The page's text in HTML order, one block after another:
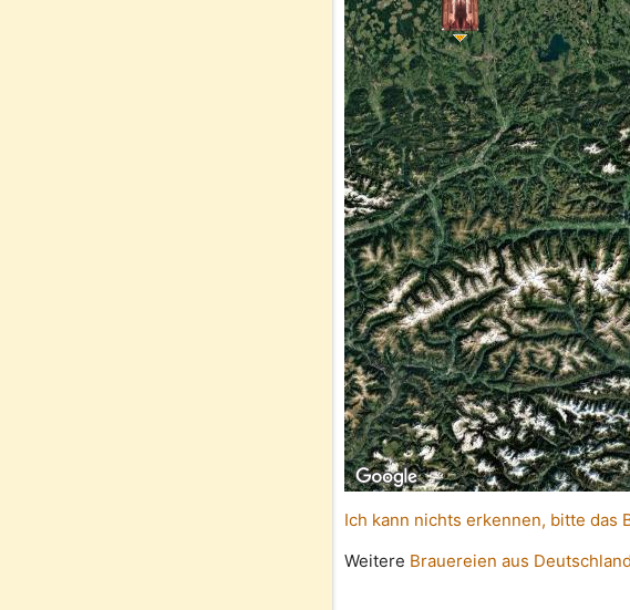
Ich kann nichts erkennen, bitte das
Weitere Brauereien aus Deutschland